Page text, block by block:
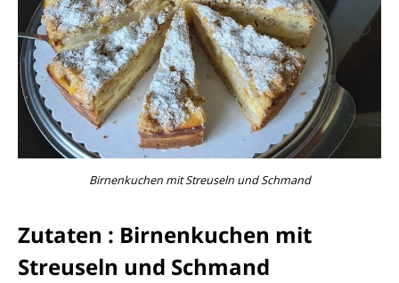
Birnenkuchen mit Streuseln und Schmand
Zutaten : Birnenkuchen mit
Streuseln und Schmand